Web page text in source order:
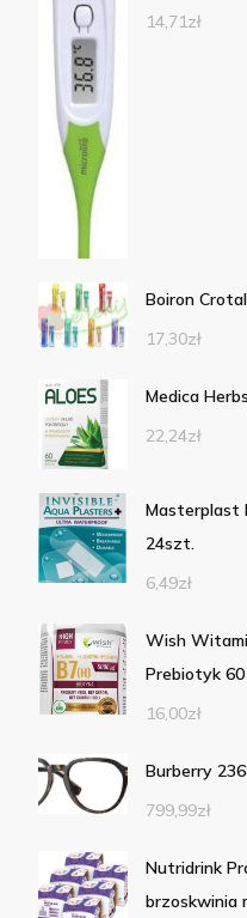
14,71zł
Boiron
17,30zł
Medica
22,24zł
Masterplast
24szt.
6,49zł
Wish
Prebiotyk 60
16,00zł
Burberry
799,99zł
Nutridrink
brzoskwinia